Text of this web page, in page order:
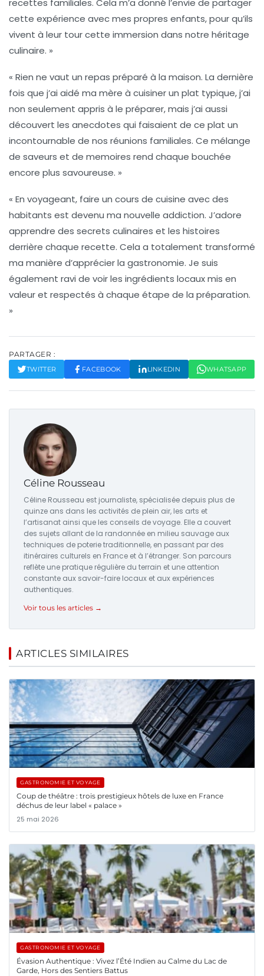
recettes familiales. Cela m’a donné l’envie de partager
cette expérience avec mes propres enfants, pour qu’ils
vivent à leur tour cette immersion dans notre héritage
culinaire. »
« Rien ne vaut un repas préparé à la maison. La dernière
fois que j’ai aidé ma mère à cuisiner un plat typique, j’ai
non seulement appris à le préparer, mais j’ai aussi
découvert les anecdotes qui faisaient de ce plat un
incontournable de nos réunions familiales. Ce mélange
de saveurs et de memoires rend chaque bouchée
encore plus savoureuse. »
« En voyageant, faire un cours de cuisine avec des
habitants est devenu ma nouvelle addiction. J’adore
apprendre des secrets culinaires et les histoires
derrière chaque recette. Cela a totalement transformé
ma manière d’apprécier la gastronomie. Je suis
également ravi de voir les ingrédients locaux mis en
valeur et respectés à chaque étape de la préparation.
»
PARTAGER :
TWITTER FACEBOOK LINKEDIN WHATSAPP
Céline Rousseau
Céline Rousseau est journaliste, spécialisée depuis plus de
quinze ans dans les activités de plein air, les arts et
l’artisanat ainsi que les conseils de voyage. Elle a couvert
des sujets allant de la randonnée en milieu sauvage aux
techniques de poterie traditionnelle, en passant par des
itinéraires culturels en France et à l’étranger. Son parcours
reflète une pratique régulière du terrain et une attention
constante aux savoir-faire locaux et aux expériences
authentiques.
Voir tous les articles →
ARTICLES SIMILAIRES
GASTRONOMIE ET VOYAGE
Coup de théâtre : trois prestigieux hôtels de luxe en France
déchus de leur label « palace »
25 mai 2026
GASTRONOMIE ET VOYAGE
Évasion Authentique : Vivez l’Été Indien au Calme du Lac de
Garde, Hors des Sentiers Battus